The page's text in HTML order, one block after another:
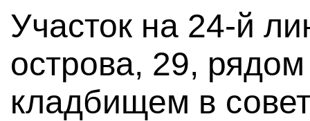
Участок на 24-й
острова, 29,
кладбищем в